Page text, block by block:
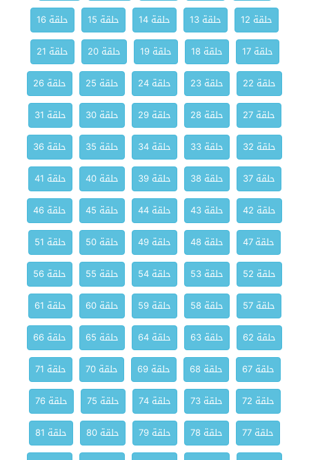
حلقة 12
حلقة 13 حلقة 14 حلقة 15
حلقة 16
حلقة 17
حلقة 18 حلقة 19 حلقة 20
حلقة 21
حلقة 22
حلقة 23 حلقة 24 حلقة 25
حلقة 26
حلقة 27
حلقة 28 حلقة 29 حلقة 30
حلقة 31
حلقة 32
حلقة 33 حلقة 34 حلقة 35
حلقة 36
حلقة 37
حلقة 38 حلقة 39 حلقة 40
حلقة 41
حلقة 42
حلقة 43 حلقة 44 حلقة 45
حلقة 46
حلقة 47
حلقة 48 حلقة 49 حلقة 50
حلقة 51
حلقة 52
حلقة 53 حلقة 54 حلقة 55
حلقة 56
حلقة 57
حلقة 58 حلقة 59 حلقة 60
حلقة 61
حلقة 62
حلقة 63 حلقة 64 حلقة 65
حلقة 66
حلقة 67
حلقة 68 حلقة 69 حلقة 70
حلقة 71
حلقة 72
حلقة 73 حلقة 74 حلقة 75
حلقة 76
حلقة 77
حلقة 78 حلقة 79 حلقة 80
حلقة 81